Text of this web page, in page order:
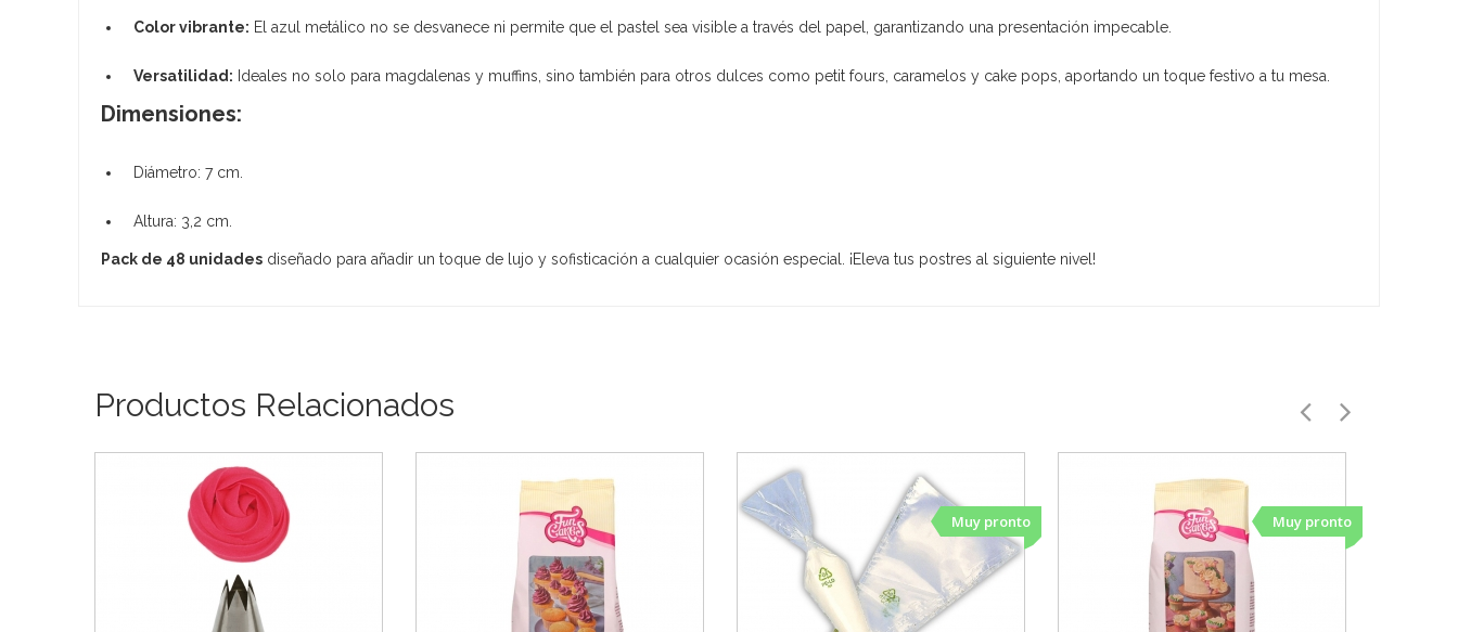
Color vibrante: El azul metálico no se desvanece ni permite que el pastel sea visible a través del papel, garantizando una presentación impecable.
Versatilidad: Ideales no solo para magdalenas y muffins, sino también para otros dulces como petit fours, caramelos y cake pops, aportando un toque festivo a tu mesa.
Dimensiones:
Diámetro: 7 cm.
Altura: 3,2 cm.
Pack de 48 unidades diseñado para añadir un toque de lujo y sofisticación a cualquier ocasión especial. ¡Eleva tus postres al siguiente nivel!
Productos Relacionados
Muy pronto Muy pronto